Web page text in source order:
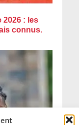
2026 : les
connus.